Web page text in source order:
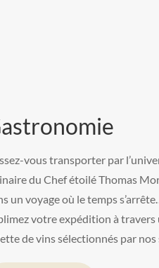
vous transporter par
du Chef étoilé Thomas
un voyage où le temps s’arrête…
votre expédition à travers
de vins sélectionnés par nos